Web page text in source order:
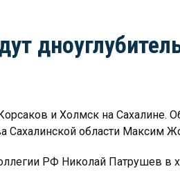
и Холмск на Сахалине.
Сахалинской области Максим
РФ Николай Патрушев в